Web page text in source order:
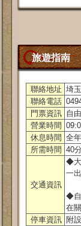
旅遊指南
聯絡地址 埼
聯絡電話
門票資訊 自
營業時間
休息時間 全
所需時間 40
交通資訊
◆大
一
◆自
在
停車資訊 附